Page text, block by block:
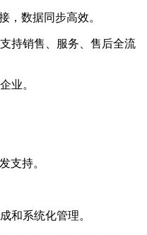
，数据同步高效。
持销售、服务、售后全流
业。
支持。
和系统化管理。